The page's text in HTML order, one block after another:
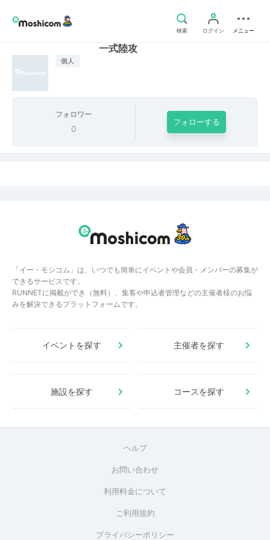
検索 ログイン メニュー
個人
一式陸攻
フォロワー
0
フォローする
「イー・モシコム」は、いつでも簡単にイベントや会員・メンバーの募集が
できるサービスです。
RUNNETに掲載ができ（無料）、集客や申込者管理などの主催者様のお悩
みを解決できるプラットフォームです。
イベントを探す 主催者を探す
施設を探す コースを探す
ヘルプ
お問い合わせ
利用料金について
ご利用規約
プライバシーポリシー